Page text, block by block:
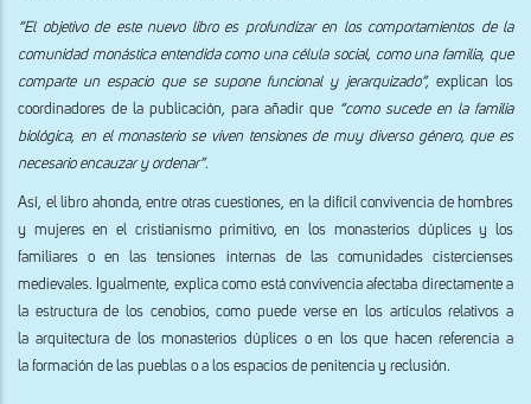
“El objetivo de este nuevo libro es profundizar en los comportamientos de la
comunidad monástica entendida como una célula social, como una familia, que
comparte un espacio que se supone funcional y jerarquizado”, explican los
coordinadores de la publicación, para añadir que “como sucede en la familia
biológica, en el monasterio se viven tensiones de muy diverso género, que es
necesario encauzar y ordenar”.
Así, el libro ahonda, entre otras cuestiones, en la difícil convivencia de hombres
y mujeres en el cristianismo primitivo, en los monasterios dúplices y los
familiares o en las tensiones internas de las comunidades cistercienses
medievales. Igualmente, explica como está convivencia afectaba directamente a
la estructura de los cenobios, como puede verse en los artículos relativos a
la arquitectura de los monasterios dúplices o en los que hacen referencia a
la formación de las pueblas o a los espacios de penitencia y reclusión.